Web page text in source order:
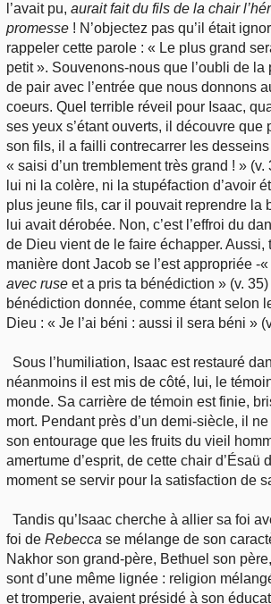
l’avait pu, aurait fait du fils de la chair
promesse ! N’objectez pas qu’il était
rappeler cette parole : « Le plus grand
petit ». Souvenons-nous que l’oubli de la
de pair avec l’entrée que nous donnons
coeurs. Quel terrible réveil pour Isaac,
ses yeux s’étant ouverts, il découvre que
son fils, il a failli contrecarrer les
« saisi d’un tremblement très grand ! » (v.
lui ni la colère, ni la stupéfaction d’avoir
plus jeune fils, car il pouvait reprendre la
lui avait dérobée. Non, c’est l’effroi du
de Dieu vient de le faire échapper. Aussi,
manière dont Jacob se l’est appropriée -
avec ruse et a pris ta bénédiction » (v.
bénédiction donnée, comme étant selon
Dieu : « Je l’ai béni : aussi il sera béni »
Sous l’humiliation, Isaac est restauré
néanmoins il est mis de côté, lui, le
monde. Sa carrière de témoin est finie,
mort. Pendant près d’un demi-siècle, il
son entourage que les fruits du vieil
amertume d’esprit, de cette chair d’Ésaü
moment se servir pour la satisfaction de
Tandis qu’Isaac cherche à allier sa foi
foi de Rebecca se mélange de son
Nakhor son grand-père, Bethuel son
sont d’une même lignée : religion
et tromperie, avaient présidé à son